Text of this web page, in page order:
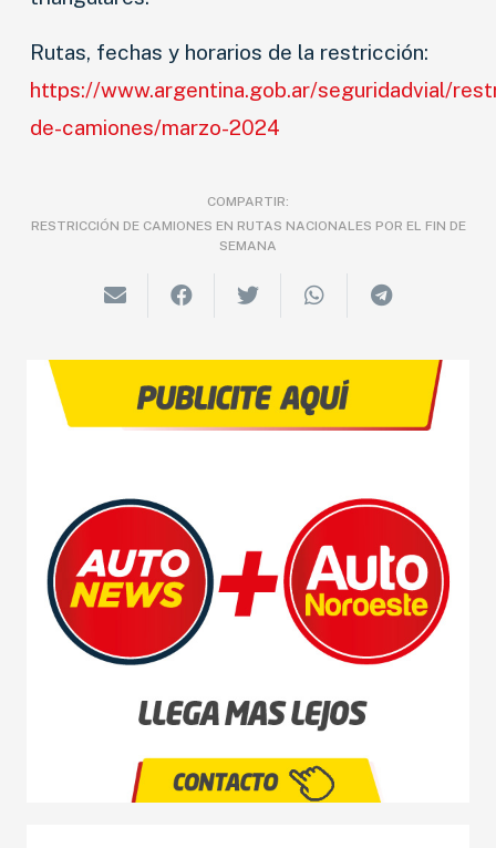
Rutas, fechas y horarios de la restricción:
https://www.argentina.gob.ar/seguridadvial/
de-camiones/marzo-2024
COMPARTIR:
RESTRICCIÓN DE CAMIONES EN RUTAS NACIONALES POR EL FIN DE
SEMANA